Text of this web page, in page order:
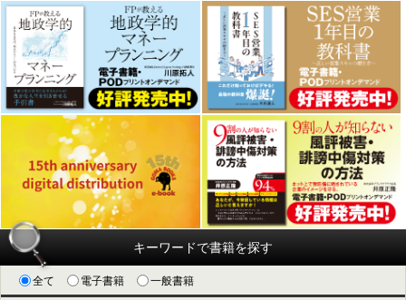
キーワードで書籍を探す
全て 電子書籍 一般書籍